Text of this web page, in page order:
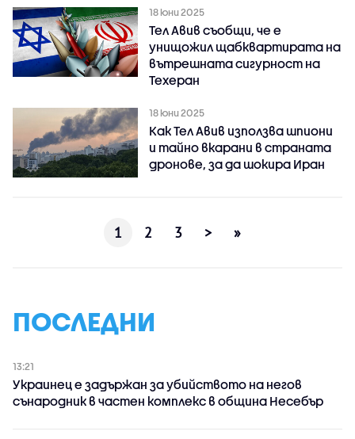
18 юни 2025
Тел Авив съобщи, че е
унищожил щабквартирата на
вътрешната сигурност на
Техеран
18 юни 2025
Как Тел Авив използва шпиони
и тайно вкарани в страната
дронове, за да шокира Иран
1 2 3 > »
ПОСЛЕДНИ
13:21
Украинец е задържан за убийството на негов
сънародник в частен комплекс в община Несебър